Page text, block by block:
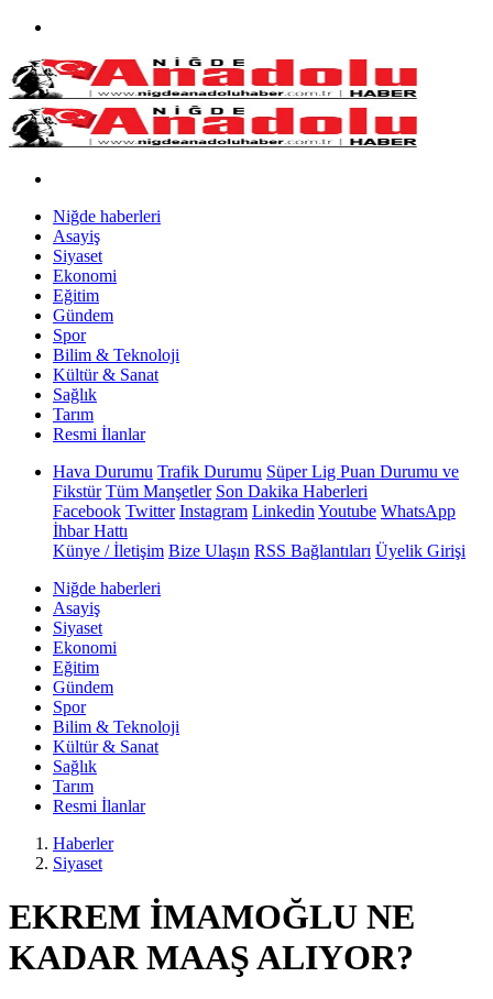
Niğde haberleri
Asayiş
Siyaset
Ekonomi
Eğitim
Gündem
Spor
Bilim & Teknoloji
Kültür & Sanat
Sağlık
Tarım
Resmi İlanlar
Hava Durumu Trafik Durumu Süper Lig Puan Durumu ve
Fikstür Tüm Manşetler Son Dakika Haberleri
Facebook Twitter Instagram Linkedin Youtube WhatsApp
İhbar Hattı
Künye / İletişim Bize Ulaşın RSS Bağlantıları Üyelik Girişi
Niğde haberleri
Asayiş
Siyaset
Ekonomi
Eğitim
Gündem
Spor
Bilim & Teknoloji
Kültür & Sanat
Sağlık
Tarım
Resmi İlanlar
Haberler
Siyaset
EKREM İMAMOĞLU NE
KADAR MAAŞ ALIYOR?